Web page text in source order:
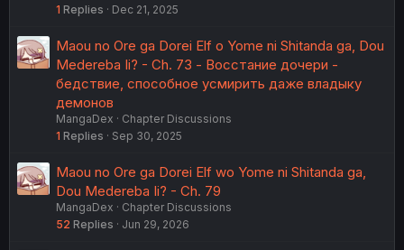
1 Replies Dec 21, 2025
Maou no Ore ga Dorei Elf o Yome ni Shitanda ga, Dou
Medereba Ii? - Ch. 73 - Восстание дочери -
бедствие, способное усмирить даже владыку
демонов
MangaDex
Chapter Discussions
1 Replies Sep 30, 2025
Maou no Ore ga Dorei Elf wo Yome ni Shitanda ga,
Dou Medereba Ii? - Ch. 79
MangaDex
Chapter Discussions
52 Replies Jun 29, 2026